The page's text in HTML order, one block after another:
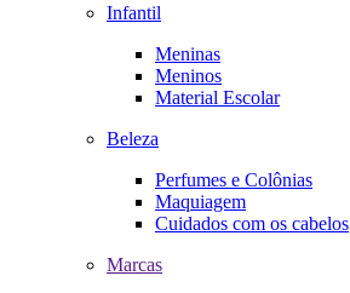
Infantil
Meninas
Meninos
Material Escolar
Beleza
Perfumes e Colônias
Maquiagem
Cuidados com os cabelos
Marcas